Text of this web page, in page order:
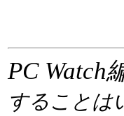
PC Watch
することは